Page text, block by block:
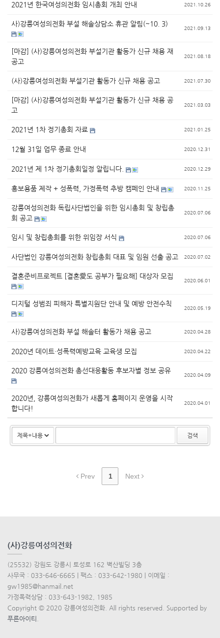
2021년 한국여성의전화 임시총회 개최 안내 2021.10.26
사)강릉여성의전화 부설 해솔상담소 휴관 알림(~10. 3)
2021.09.13
[마감] (사)강릉여성의전화 부설기관 활동가 신규 채용 재
공고
2021.08.18
(사)강릉여성의전화 부설기관 활동가 신규 채용 공고 2021.07.30
[마감] (사)강릉여성의전화 부설기관 활동가 신규 채용 공
고
2021.03.03
2021년 1차 정기총회 자료 2021.01.25
12월 31일 업무 종료 안내 2020.12.31
2021년 제 1차 정기총회일정 알립니다. 2020.12.29
홍보용품 제작 + 성폭력, 가정폭력 추방 캠페인 안내 2020.11.25
강릉여성의전화 독립사단법인을 위한 임시총회 및 창립총
회 공고
2020.07.06
임시 및 창립총회를 위한 위임장 서식 2020.07.06
사단법인 강릉여성의전화 창립총회 대표 및 임원 선출 공고 2020.07.02
결혼준비프로젝트 [결혼愛도 공부가 필요해] 대상자 모집
2020.06.01
디지털 성범죄 피해자 특별지원단 안내 및 예방 안전수칙
2020.05.19
사)강릉여성의전화 부설 해솔터 활동가 채용 공고 2020.04.28
2020년 데이트·성폭력예방교육 교육생 모집 2020.04.22
2020 강릉여성의전화 총선대응활동 후보자별 정보 공유
2020.04.09
2020년, 강릉여성의전화가 새롭게 홈페이지 운영을 시작
합니다!
2020.04.01
검색
Prev 1 Next
(사)강릉여성의전화
(25532) 강원도 강릉시 토성로 162 벽산빌딩 3층
사무국 : 033-646-6665 | 팩스 : 033-642-1980 | 이메일 :
gw1985@hanmail.net
가정폭력상담 : 033-643-1982, 1985
Copyright © 2020 강릉여성의전화. All rights reserved. Supported by
푸른아이티